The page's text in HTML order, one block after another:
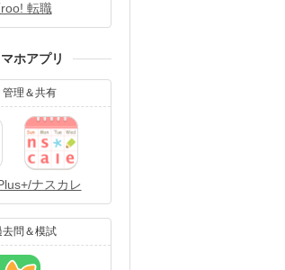
転職
ホアプリ
管理＆共有
ナスカレ
去問＆模試